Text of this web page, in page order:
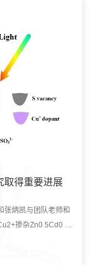
取得重要进展
张炳凯与团队老师和
掺杂Zn0 5Cd0 5S